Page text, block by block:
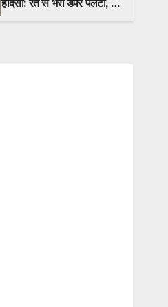
हादसा: रेत से भरा डंपर पलटा, दो
घायल; 108 एम्बुलेंस नहीं पहुंची